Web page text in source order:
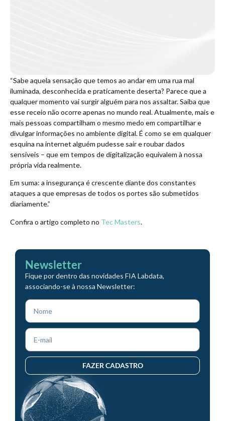
“Sabe aquela sensação que temos ao andar em uma rua mal
iluminada, desconhecida e praticamente deserta? Parece que a
qualquer momento vai surgir alguém para nos assaltar. Saiba que
esse receio não ocorre apenas no mundo real. Atualmente, mais e
mais pessoas compartilham o mesmo medo em compartilhar e
divulgar informações no ambiente digital. É como se em qualquer
esquina na internet alguém pudesse sair e roubar dados
sensíveis – que em tempos de digitalização equivalem à nossa
própria vida realmente.
Em suma: a insegurança é crescente diante dos constantes
ataques a que empresas de todos os portes são submetidos
diariamente.”
Confira o artigo completo no Tec Masters.
Newsletter
Fique por dentro das novidades FIA Labdata,
associando-se à nossa Newsletter:
FAZER CADASTRO